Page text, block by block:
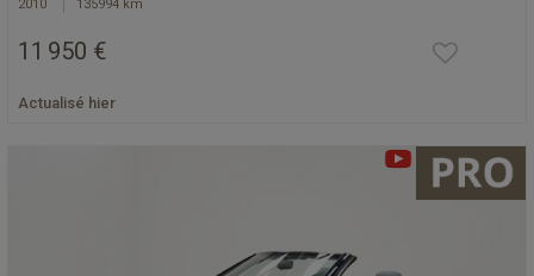
2010 135994 km
11 950 €
Actualisé hier